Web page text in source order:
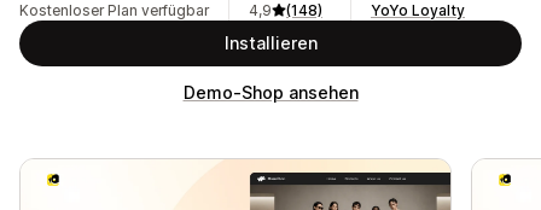
Kostenloser Plan verfügbar
4,9
(148)
YoYo Loyalty
Installieren
Demo-Shop ansehen